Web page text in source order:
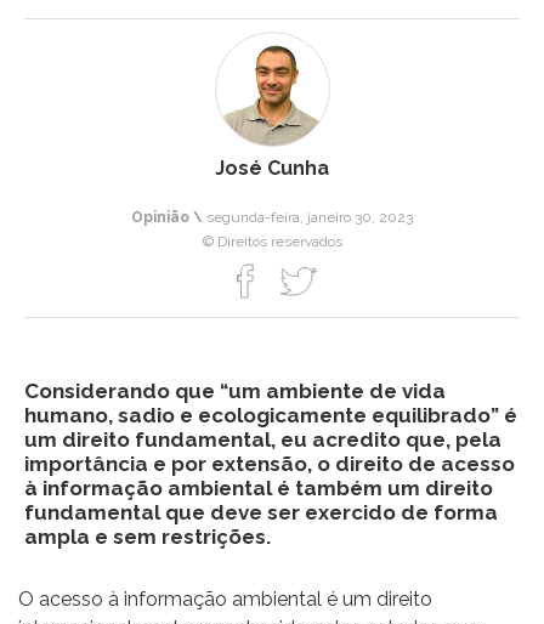
José Cunha
Opinião \ segunda-feira, janeiro 30, 2023
© Direitos reservados
Considerando que “um ambiente de vida
humano, sadio e ecologicamente equilibrado” é
um direito fundamental, eu acredito que, pela
importância e por extensão, o direito de acesso
à informação ambiental é também um direito
fundamental que deve ser exercido de forma
ampla e sem restrições.
O acesso à informação ambiental é um direito